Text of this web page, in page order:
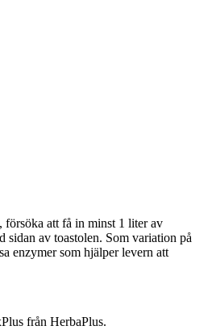
försöka att få in minst 1 liter av
sidan av toastolen. Som variation på
enzymer som hjälper levern att
från HerbaPlus.